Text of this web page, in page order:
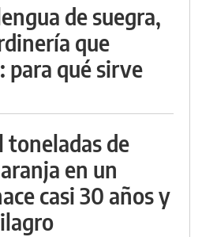
de suegra,
que
para qué sirve
toneladas de
en un
casi 30 años y